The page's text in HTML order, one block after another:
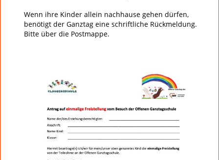
Wenn ihre Kinder allein nachhause gehen dürfen,
benötigt der Ganztag eine schriftliche Rückmeldung.
Bitte über die Postmappe.